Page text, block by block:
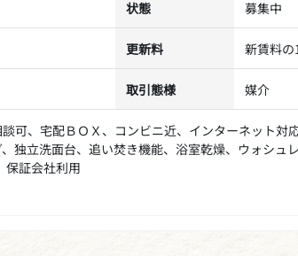
状態 募集中
更新料 新賃料
取引態様 媒介
可、宅配ＢＯＸ、コンビニ近、インターネット対
独立洗面台、追い焚き機能、浴室乾燥、ウォシュ
保証会社利用